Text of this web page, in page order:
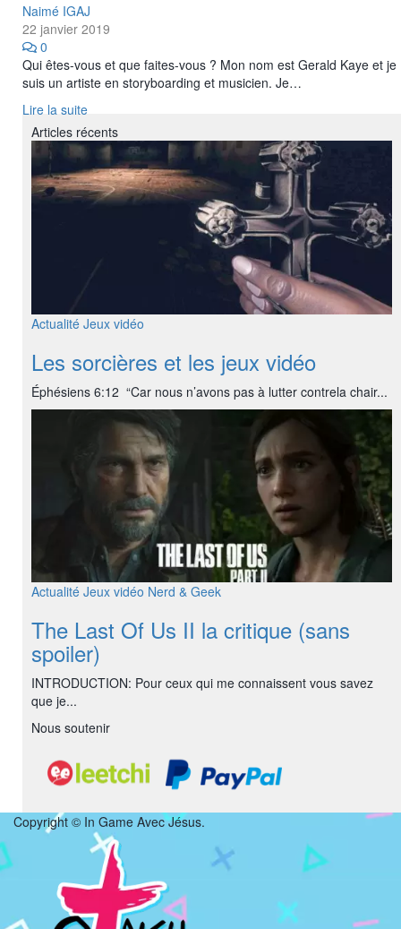
Naimé IGAJ
22 janvier 2019
0
Qui êtes-vous et que faites-vous ? Mon nom est Gerald Kaye et je
suis un artiste en storyboarding et musicien. Je…
Lire la suite
Articles récents
Actualité Jeux vidéo
Les sorcières et les jeux vidéo
Éphésiens 6:12 “Car nous n’avons pas à lutter contrela chair...
Actualité Jeux vidéo Nerd & Geek
The Last Of Us II la critique (sans
spoiler)
INTRODUCTION: Pour ceux qui me connaissent vous savez
que je...
Nous soutenir
Copyright © In Game Avec Jésus.